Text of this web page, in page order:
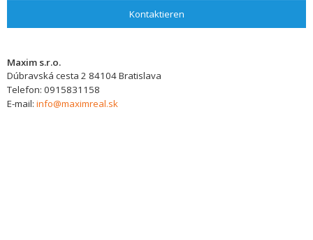
Kontaktieren
Maxim s.r.o.
Dúbravská cesta 2 84104Bratislava
Telefon: 0915831158
E-mail: info@maximreal.sk